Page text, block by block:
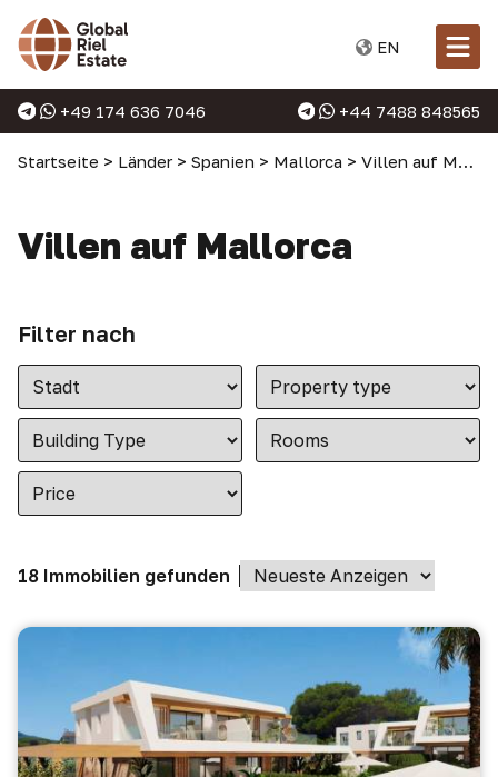
EN
+49 174 636 7046 +44 7488 848565
Startseite > Länder > Spanien > Mallorca > Villen auf Mallorca
Villen auf Mallorca
Filter nach
18 Immobilien gefunden